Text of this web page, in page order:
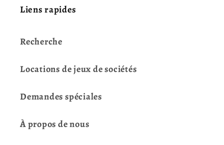
Liens rapides
Recherche
Locations de jeux de sociétés
Demandes spéciales
À propos de nous